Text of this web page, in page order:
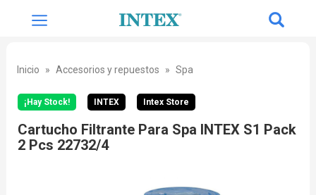
Inicio Accesorios y repuestos Spa
¡Hay Stock! INTEX Intex Store
Cartucho Filtrante Para Spa INTEX S1 Pack
2 Pcs 22732/4